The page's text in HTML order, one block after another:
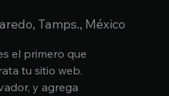
Tamps., México
el primero que
tu sitio web.
y agrega